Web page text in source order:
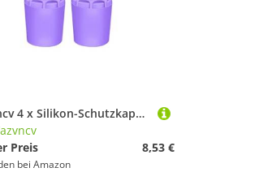
Fazvncv 4 x Silikon-Schutzkappen für Angelruten, elastische Griffende, Schutzhüllen, Rutenpolster, Schwanzschutz, Silikon-Angelzubehör
Preis
8,53 €
bei Amazon